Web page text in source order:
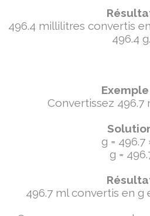
496.4 millilitres convertis
496.4 g.
Exemple
Convertissez 496.7
g = 496.7
g =
496.7 ml convertis en g